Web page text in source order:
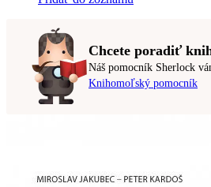
Chcete poradiť
Náš pomocník Sherlock
Knihomoľský pomocník